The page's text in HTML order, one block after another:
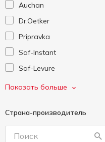
Auchan
Dr.Oetker
Pripravka
Saf-Instant
Saf-Levure
Добрик
Еко
Криворизьки дрижджи
Показать больше
Страна-производитель